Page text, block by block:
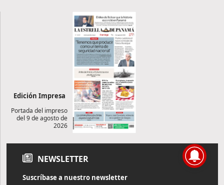
Edición Impresa
Portada del impreso
del 9 de agosto de
2026
NEWSLETTER
Suscríbase a nuestro newsletter